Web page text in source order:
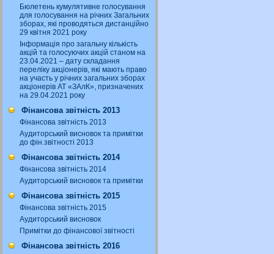
Бюлетень кумулятивне голосування
для голосування на річних Загальних
зборах, які проводяться дистанційно
29 квітня 2021 року
Інформація про загальну кількість
акцій та голосуючих акцій станом на
23.04.2021 – дату складання
переліку акціонерів, які мають право
на участь у річних загальних зборах
акціонерів АТ «ЗАлК», призначених
на 29.04.2021 року
Фінансова звітність 2013
Фінансова звітність 2013
Аудиторський висновок та примітки
до фін.звітності 2013
Фінансова звітність 2014
Фінансова звітність 2014
Аудиторський висновок та примітки
Фінансова звітність 2015
Фінансова звітність 2015
Аудиторський висновок
Примітки до фінансової звітності
Фінансова звітність 2016